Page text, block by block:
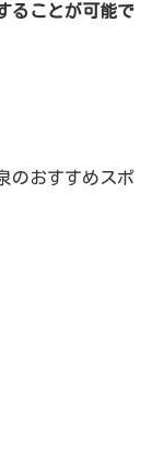
ることが可能で
のおすすめスポ